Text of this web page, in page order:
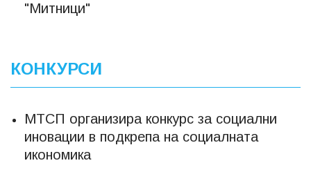
"Митници"
КОНКУРСИ
МТСП организира конкурс за социални
иновации в подкрепа на социалната
икономика